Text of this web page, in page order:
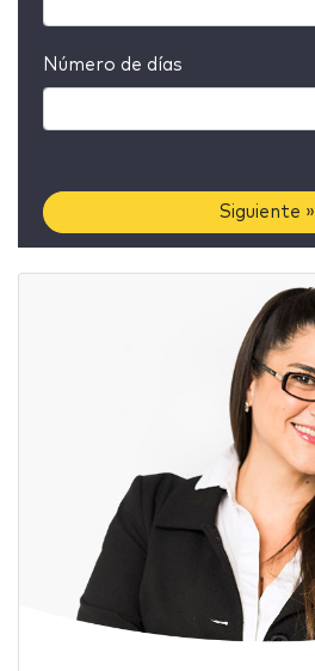
Número de días
Siguiente »